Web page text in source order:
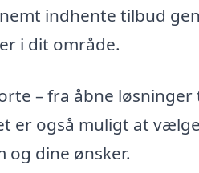
indhente tilbud
i dit område.
– fra åbne løsninger
er også muligt at
og dine ønsker.